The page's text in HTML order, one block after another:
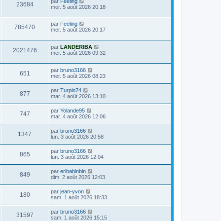
a
g
e
s
s
a
g
s
e
m
e
s
a
g
e
23684V
u
e
s
e
n
i
e
m
e
s
a
g
e
mer. 5 août 2026 20:18
785470V
u
e
s
D
e
n
i
e
m
e
s
s
a
g
par Feeling
mer. 5 août 2026 20:17
2021476V
u
D
e
n
i
e
e
s
s
a
g
e
par LANDERIBA
mer. 5 août 2026 09:32
651
u
s
D
e
i
e
r
m
e
s
s
a
g
e
par bruno3166
mer. 5 août 2026 08:23
877V
u
s
D
e
i
e
r
m
e
s
s
a
g
e
par Turpin74
mar. 4 août 2026 13:10
747V
u
s
D
e
i
e
r
m
e
s
s
a
g
e
par Yolande95
mar. 4 août 2026 12:06
1347
u
D
e
i
e
r
m
e
s
s
a
g
e
par bruno3166
lun. 3 août 2026 20:58
865V
u
s
D
e
i
e
r
m
e
s
s
a
par bruno3166
lun. 3 août 2026 12:04
849V
u
s
D
e
i
e
r
m
e
par eribabinbin
dim. 2 août 2026 12:03
180V
u
D
e
i
par jean-yvon
sam. 1 août 2026 18:33
31597V
D
e
par bruno3166
sam. 1 août 2026 15:15